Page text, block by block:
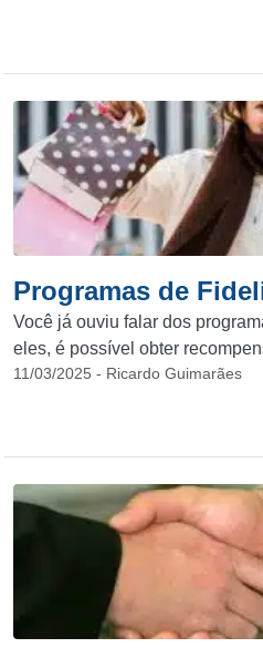
Programas de
Você já ouviu falar dos
eles, é possível obter
11/03/2025 - Ricardo Guimarães